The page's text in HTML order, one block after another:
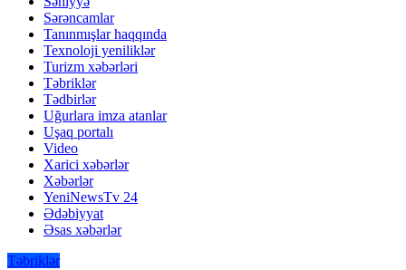
Sərəncamlar
Tanınmışlar haqqında
Texnoloji yeniliklər
Turizm xəbərləri
Təbriklər
Tədbirlər
Uğurlara imza atanlar
Uşaq portalı
Video
Xarici xəbərlər
Xəbərlər
YeniNewsTv 24
Ədəbiyyat
Əsas xəbərlər
Təbriklər